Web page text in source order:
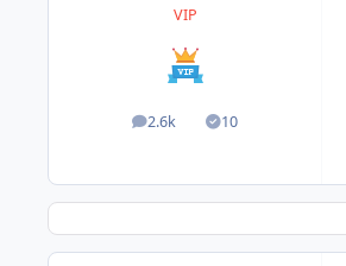
VIP
2.6k
posts 10
Soluções